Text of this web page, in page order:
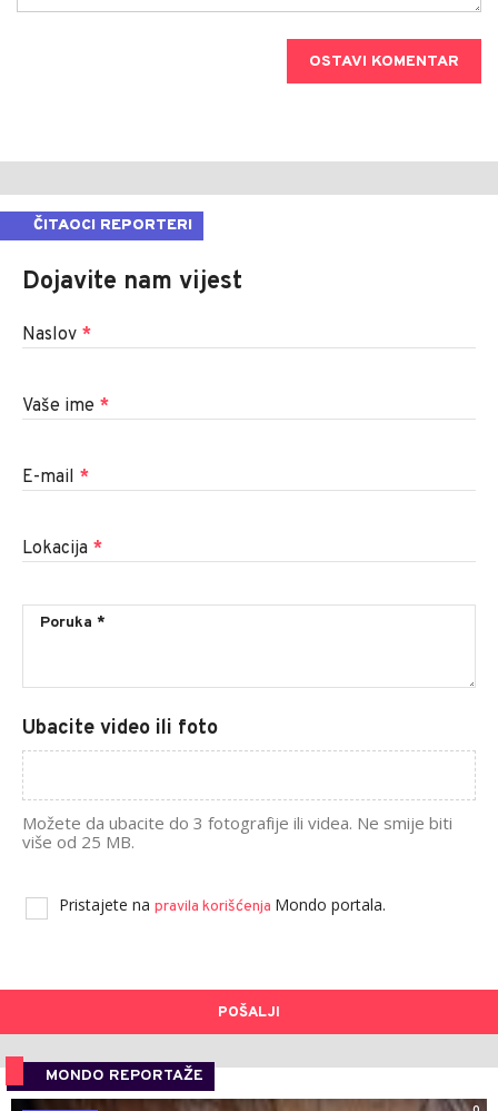
OSTAVI KOMENTAR
ČITAOCI REPORTERI
Dojavite nam vijest
Naslov *
Vaše ime *
E-mail *
Lokacija *
Ubacite video ili foto
Možete da ubacite do 3 fotografije ili videa. Ne smije biti
više od 25 MB.
Pristajete na pravila korišćenja Mondo portala.
POŠALJI
MONDO REPORTAŽE